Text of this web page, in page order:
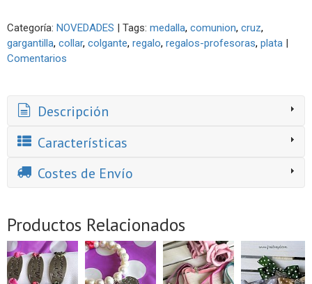
Categoría: NOVEDADES | Tags: medalla comunion cruz
gargantilla collar colgante regalo regalos-profesoras plata |
Comentarios
Descripción
Características
Costes de Envío
Productos Relacionados